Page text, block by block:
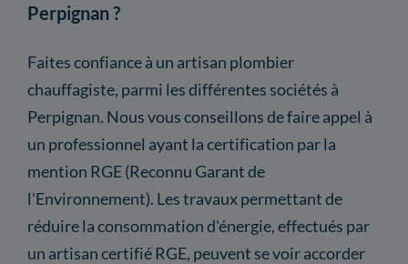
Perpignan ?
Faites confiance à un artisan plombier
chauffagiste, parmi les différentes sociétés à
Perpignan. Nous vous conseillons de faire appel à
un professionnel ayant la certification par la
mention RGE (Reconnu Garant de
l'Environnement). Les travaux permettant de
réduire la consommation d'énergie, effectués par
un artisan certifié RGE, peuvent se voir accorder